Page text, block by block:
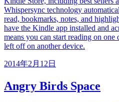
Whispersync technology
read, bookmarks, notes, and
have the Kindle app installed and
means you can start reading on
left off on another device.
2014年2月12日
Angry Birds Space